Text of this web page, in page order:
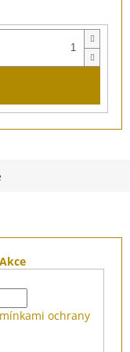
Akce
ochrany